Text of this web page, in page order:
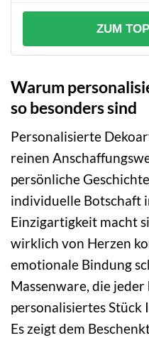
ZUM
Warum
so besonders sind
Personalisierte
reinen
persönliche
individuelle Botschaft
Einzigartigkeit macht
wirklich von Herzen
emotionale Bindung
Massenware, die
personalisiertes Stück
Es zeigt dem